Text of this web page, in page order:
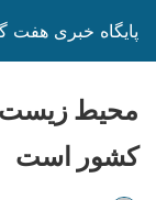
پایگاه خبری هفت
محیط زیست
کشور است